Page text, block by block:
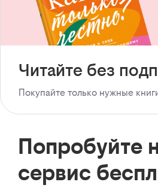
Читайте без
Покупайте только нужные
Попробуйте
сервис